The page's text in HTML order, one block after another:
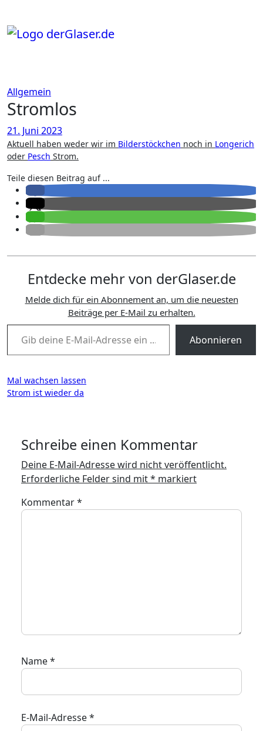
springen
Allgemein
Stromlos
21. Juni 2023
Aktuell haben weder wir im Bilderstöckchen noch in Longerich
oder Pesch Strom.
Teile diesen Beitrag auf ...
Entdecke mehr von derGlaser.de
Melde dich für ein Abonnement an, um die neuesten
Beiträge per E-Mail zu erhalten.
Gib deine E-Mail-Adresse ein ...
Abonnieren
Beitragsnavigation
Mal wachsen lassen
Strom ist wieder da
Schreibe einen Kommentar
Deine E-Mail-Adresse wird nicht veröffentlicht.
Erforderliche Felder sind mit* markiert
Kommentar*
Name*
E-Mail-Adresse*